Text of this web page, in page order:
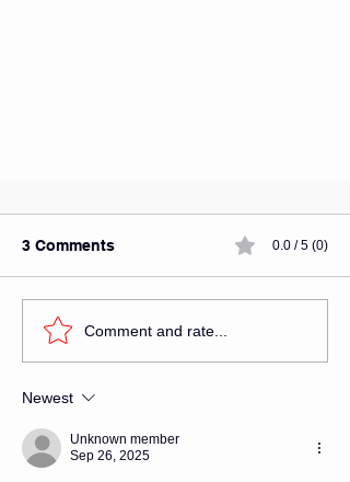
Points and Certificates System
အွန်လိုင်းပန်းချီသင်တန်းတွင်
3 Comments 0.0 / 5 (0)
Comment and rate...
Newest
Unknown member
Sep 26, 2025